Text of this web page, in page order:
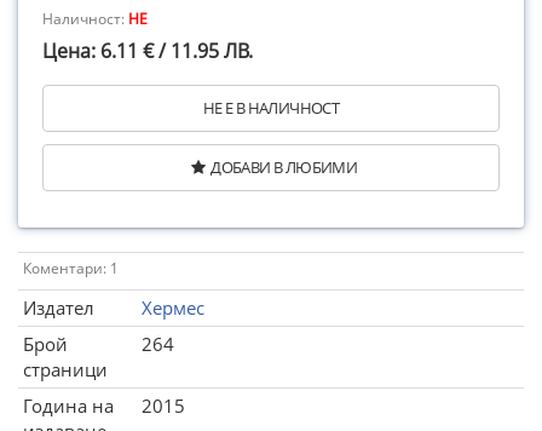
Наличност: НЕ
Цена: 6.11 € / 11.95 ЛВ.
НЕ Е В НАЛИЧНОСТ
ДОБАВИ В ЛЮБИМИ
Коментари: 1
Издател
Хермес
Брой
страници
264
Година на
2015